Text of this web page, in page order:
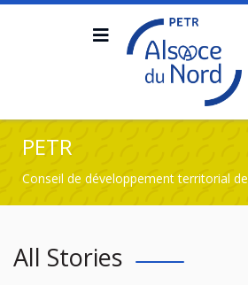
PETR
Conseil de développement territorial
All Stories